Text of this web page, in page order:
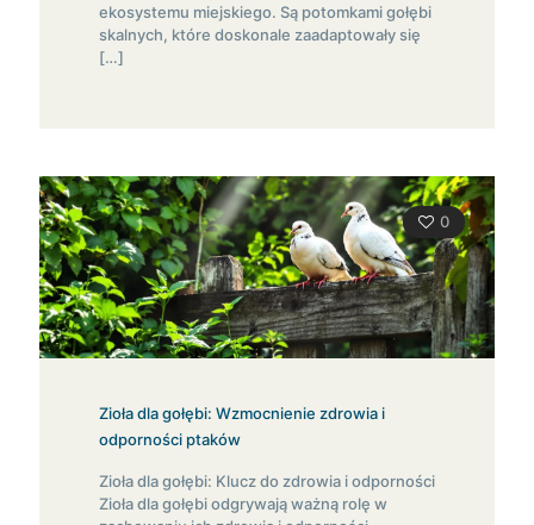
ekosystemu miejskiego. Są potomkami gołębi
skalnych, które doskonale zaadaptowały się
[…]
0
Zioła dla gołębi: Wzmocnienie zdrowia i
odporności ptaków
Zioła dla gołębi: Klucz do zdrowia i odporności
Zioła dla gołębi odgrywają ważną rolę w